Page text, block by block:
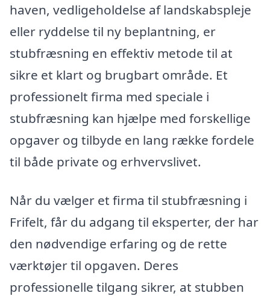
haven, vedligeholdelse af landskabspleje
eller ryddelse til ny beplantning, er
stubfræsning en effektiv metode til at
sikre et klart og brugbart område. Et
professionelt firma med speciale i
stubfræsning kan hjælpe med forskellige
opgaver og tilbyde en lang række fordele
til både private og erhvervslivet.
Når du vælger et firma til stubfræsning i
Frifelt, får du adgang til eksperter, der har
den nødvendige erfaring og de rette
værktøjer til opgaven. Deres
professionelle tilgang sikrer, at stubben